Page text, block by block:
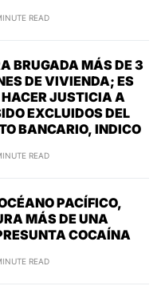
READ
BRUGADA MÁS DE 3
DE VIVIENDA; ES
JUSTICIA A
EXCLUIDOS DEL
BANCARIO, INDICO
READ
PACÍFICO,
MÁS DE UNA
COCAÍNA
READ